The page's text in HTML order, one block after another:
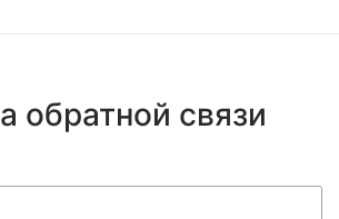
обратной связи